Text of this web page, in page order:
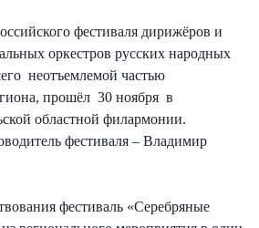
фестиваля дирижёров и
оркестров русских народных
неотъемлемой частью
прошёл 30 ноября в
областной филармонии.
фестиваля – Владимир
фестиваль «Серебряные